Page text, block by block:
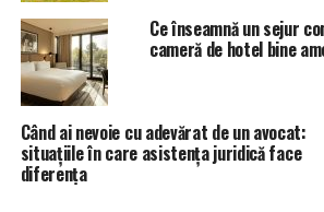
Ce înseamnă un sejur
cameră de hotel bine
Când ai nevoie cu adevărat de un avocat:
situațiile în care asistența juridică face
diferența